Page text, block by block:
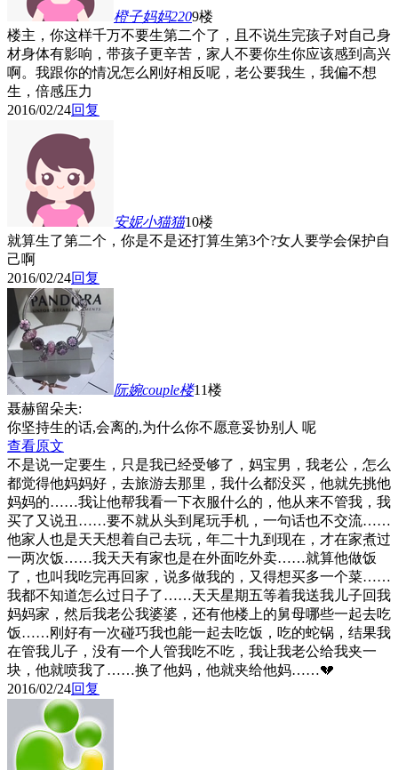
橙子妈妈2209楼
楼主，你这样千万不要生第二个了，且不说生完孩子对自己身
材身体有影响，带孩子更辛苦，家人不要你生你应该感到高兴
啊。我跟你的情况怎么刚好相反呢，老公要我生，我偏不想
生，倍感压力
2016/02/24回复
安妮小猫猫10楼
就算生了第二个，你是不是还打算生第3个?女人要学会保护自
己啊
2016/02/24回复
阮婉couple楼11楼
聂赫留朵夫:
你坚持生的话,会离的,为什么你不愿意妥协别人 呢
查看原文
不是说一定要生，只是我已经受够了，妈宝男，我老公，怎么
都觉得他妈妈好，去旅游去那里，我什么都没买，他就先挑他
妈妈的……我让他帮我看一下衣服什么的，他从来不管我，我
买了又说丑……要不就从头到尾玩手机，一句话也不交流……
他家人也是天天想着自己去玩，年二十九到现在，才在家煮过
一两次饭……我天天有家也是在外面吃外卖……就算他做饭
了，也叫我吃完再回家，说多做我的，又得想买多一个菜……
我都不知道怎么过日子了……天天星期五等着我送我儿子回我
妈妈家，然后我老公我婆婆，还有他楼上的舅母哪些一起去吃
饭……刚好有一次碰巧我也能一起去吃饭，吃的蛇锅，结果我
在管我儿子，没有一个人管我吃不吃，我让我老公给我夹一
块，他就喷我了……换了他妈，他就夹给他妈……💔
2016/02/24回复